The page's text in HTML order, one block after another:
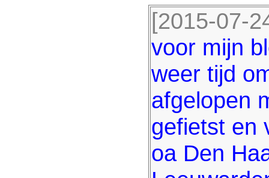
[2015-07-
voor mijn
weer tijd
afgelopen
gefietst en
oa Den